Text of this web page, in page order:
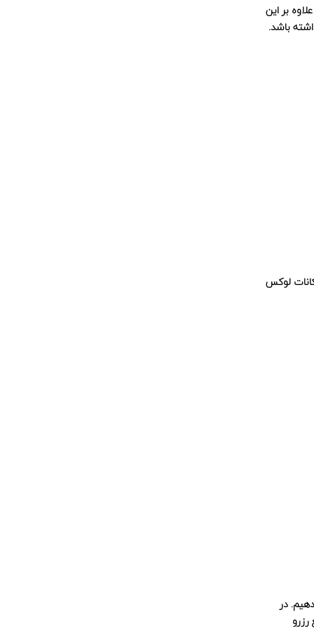
علاوه بر این
باشد.
که امکانات زیادی را برای پروژه‌هایش در نظر می‌گیرد. به همین خاطر، آپارتمان های اوسیز بیش از 30 امکانات لوکس
در
خیلی سریع رزرو